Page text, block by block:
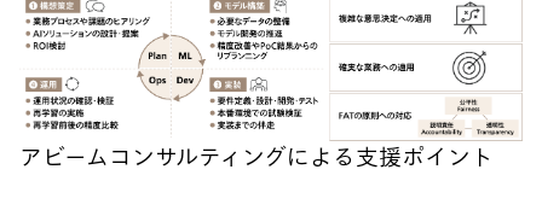
アビームコンサルティングによる支援ポイント